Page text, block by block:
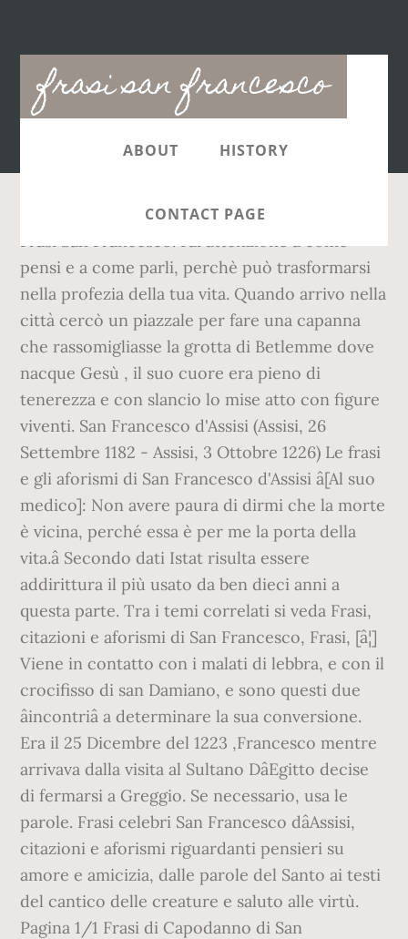
frasi san francesco
Main
navigation
ABOUT HISTORY
CONTACT PAGE
Frasi San Francesco. Fai attenzione a come
pensi e a come parli, perchè può trasformarsi
nella profezia della tua vita. Quando arrivo nella
città cercò un piazzale per fare una capanna
che rassomigliasse la grotta di Betlemme dove
nacque Gesù , il suo cuore era pieno di
tenerezza e con slancio lo mise atto con figure
viventi. San Francesco d'Assisi (Assisi, 26
Settembre 1182 - Assisi, 3 Ottobre 1226) Le frasi
e gli aforismi di San Francesco d'Assisi â[Al suo
medico]: Non avere paura di dirmi che la morte
è vicina, perché essa è per me la porta della
vita.â Secondo dati Istat risulta essere
addirittura il più usato da ben dieci anni a
questa parte. Tra i temi correlati si veda Frasi,
citazioni e aforismi di San Francesco, Frasi, [â¦]
Viene in contatto con i malati di lebbra, e con il
crocifisso di san Damiano, e sono questi due
âincontriâ a determinare la sua conversione.
Era il 25 Dicembre del 1223 ,Francesco mentre
arrivava dalla visita al Sultano DâEgitto decise
di fermarsi a Greggio. Se necessario, usa le
parole. Frasi celebri San Francesco dâAssisi,
citazioni e aforismi riguardanti pensieri su
amore e amicizia, dalle parole del Santo ai testi
del cantico delle creature e saluto alle virtù.
Pagina 1/1 Frasi di Capodanno di San